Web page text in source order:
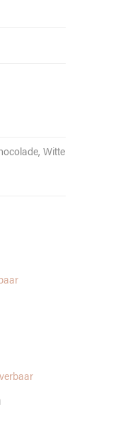
Witte